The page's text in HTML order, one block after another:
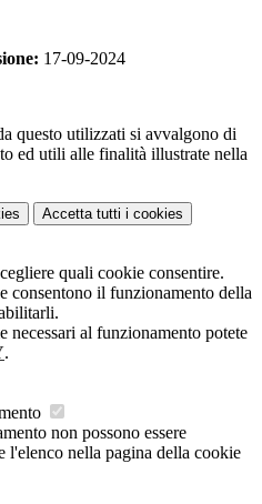
17-09-2024
questo utilizzati si avvalgono di
ed utili alle finalità illustrate nella
Accetta tutti i cookies
quali cookie consentire.
consentono il funzionamento della
necessari al funzionamento potete
.
non possono essere
l'elenco nella pagina della cookie